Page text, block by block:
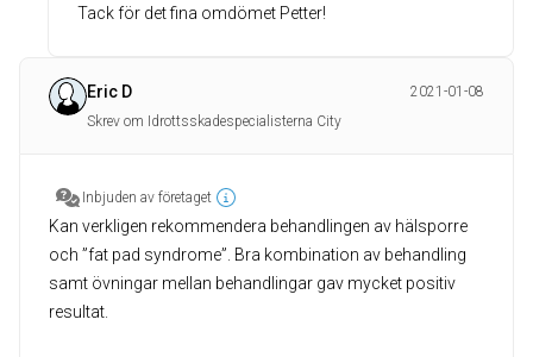
Tack för det fina omdömet Petter!
Eric D
2021-01-08
Skrev om Idrottsskadespecialisterna City
Inbjuden av företaget
Kan verkligen rekommendera behandlingen av hälsporre
och ”fat pad syndrome”. Bra kombination av behandling
samt övningar mellan behandlingar gav mycket positiv
resultat.